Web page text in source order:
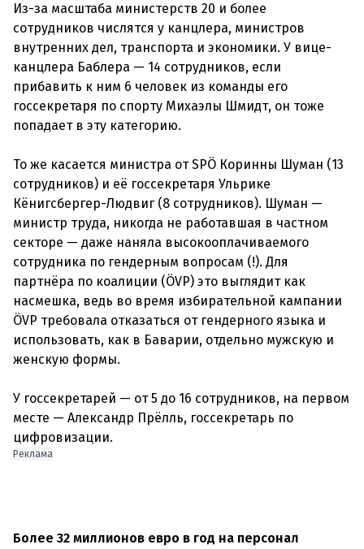
Из-за масштаба министерств 20 и более
сотрудников числятся у канцлера, министров
внутренних дел, транспорта и экономики. У вице-
канцлера Баблера — 14 сотрудников, если
прибавить к ним 6 человек из команды его
госсекретаря по спорту Михаэлы Шмидт, он тоже
попадает в эту категорию.
То же касается министра от SPÖ Коринны Шуман (13
сотрудников) и её госсекретаря Ульрике
Кёнигсбергер-Людвиг (8 сотрудников). Шуман —
министр труда, никогда не работавшая в частном
секторе — даже наняла высокооплачиваемого
сотрудника по гендерным вопросам (!). Для
партнёра по коалиции (ÖVP) это выглядит как
насмешка, ведь во время избирательной кампании
ÖVP требовала отказаться от гендерного языка и
использовать, как в Баварии, отдельно мужскую и
женскую формы.
У госсекретарей — от 5 до 16 сотрудников, на первом
месте — Александр Прёлль, госсекретарь по
цифровизации.
Реклама
Более 32 миллионов евро в год на персонал